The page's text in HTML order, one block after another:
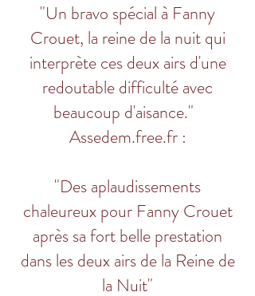
"Un bravo spécial à Fanny
Crouet, la reine de la nuit qui
interprète ces deux airs d'une
redoutable difficulté avec
beaucoup d'aisance."
Assedem.free.fr :
"Des aplaudissements
chaleureux pour Fanny Crouet
après sa fort belle prestation
dans les deux airs de la Reine de
la Nuit"